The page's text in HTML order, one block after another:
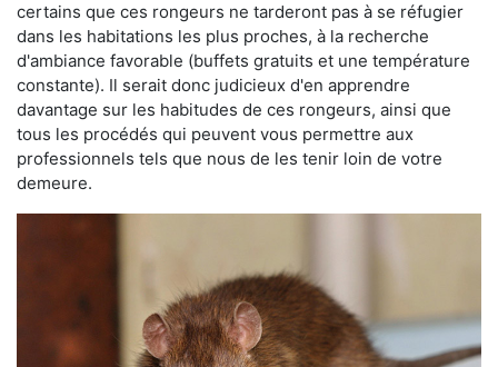
certains que ces rongeurs ne tarderont pas à se réfugier
dans les habitations les plus proches, à la recherche
d'ambiance favorable (buffets gratuits et une température
constante). Il serait donc judicieux d'en apprendre
davantage sur les habitudes de ces rongeurs, ainsi que
tous les procédés qui peuvent vous permettre aux
professionnels tels que nous de les tenir loin de votre
demeure.